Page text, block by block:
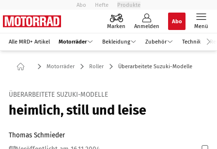
Abo Hefte Produkte
Marken Anmelden
Abo
Menü
Alle MRD+ Artikel Motorräder Bekleidung Zubehör Technik
Motorräder Roller Überarbeitete Suzuki-Modelle
ÜBERARBEITETE SUZUKI-MODELLE
heimlich, still und leise
Thomas Schmieder